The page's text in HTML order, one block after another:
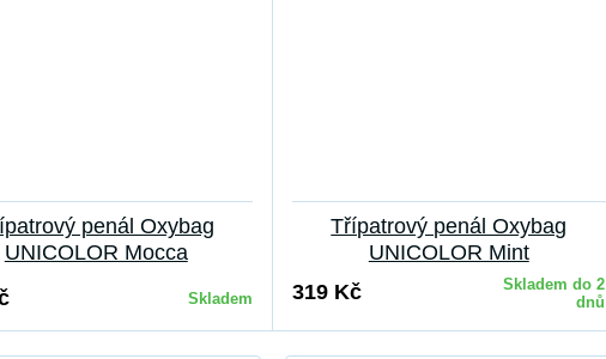
penál Oxybag
UNICOLOR Mocca
Skladem
Třípatrový penál Oxybag
UNICOLOR Mint
319 Kč
Skladem do 2
dnů